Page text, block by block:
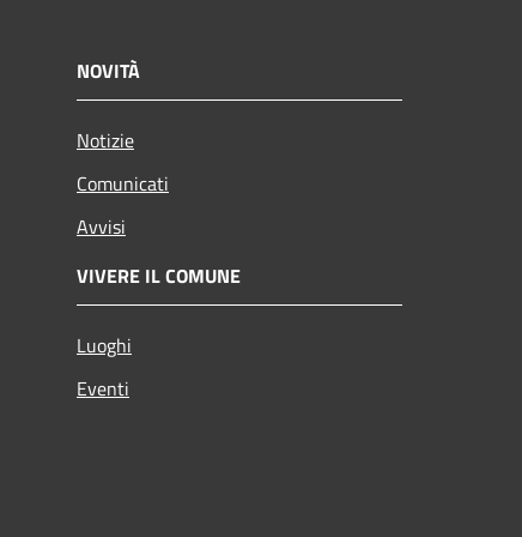
NOVITÀ
Notizie
Comunicati
Avvisi
VIVERE IL COMUNE
Luoghi
Eventi